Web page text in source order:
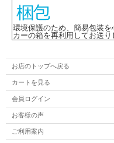
環境保護のため、簡易包装
カーの箱を再利用してお送り
お店のトップへ戻る
カートを見る
会員ログイン
お客様の声
ご利用案内